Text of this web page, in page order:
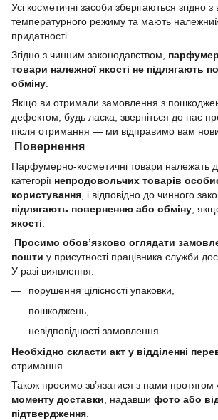
Усі косметичні засоби зберігаються згідно
температурного режиму та мають
придатності.
Згідно з чинним законодавством,
товари належної якості не підлягають
обміну.
Якщо ви отримали замовлення з
дефектом, будь ласка, зверніться до нас
після отримання — ми відправимо вам
Повернення
Парфумерно-косметичні товари належать
категорії непродовольчих товарів
користування, і відповідно до чинного
підлягають поверненню або обміну,
якості.
Просимо обов’язково оглядати
пошти у присутності працівника служби
У разі виявлення:
порушення цілісності упаковки,
пошкоджень,
невідповідності замовлення —
Необхідно скласти акт у відділенні
отримання.
Також просимо зв’язатися з нами протягом
моменту доставки , надавши фото або
підтвердження